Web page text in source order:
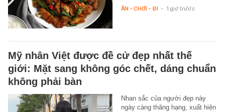
ĂN - CHƠI - ĐI - 1 giờ trước
Mỹ nhân Việt được đề cử đẹp nhất thế
giới: Mặt sang không góc chết, dáng chuẩn
không phải bàn
Nhan sắc của người đẹp này
ngày càng thăng hạng, xuất hiện